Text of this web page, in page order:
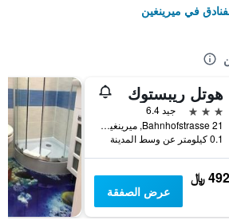
في ميرينغين
هوتل ريبستوك
3 نجوم
جيد 6.4
Bahnhofstrasse 21, ميرينغين, كانتون برن, سويسرا
0.1 كيلومتر عن وسط المدينة
492 ﷼
عرض الصفقة